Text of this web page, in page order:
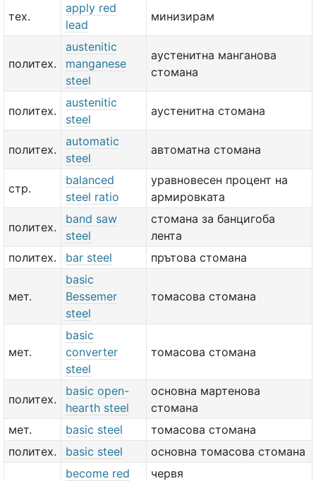
тех.
apply red
lead
минизирам
политех.
austenitic
manganese
steel
аустенитна манганова
стомана
политех.
austenitic
steel
аустенитна стомана
политех.
automatic
steel
автоматна стомана
стр.
balanced
steel ratio
уравновесен процент на
армировката
политех.
band saw
steel
стомана за банцигоба
лента
политех.
bar steel прътова стомана
мет.
basic
Bessemer
steel
томасова стомана
мет.
basic
converter
steel
томасова стомана
политех.
basic open-
hearth steel
основна мартенова
стомана
мет.
basic steel
томасова стомана
политех.
basic steel
основна томасова стомана
become red
червя